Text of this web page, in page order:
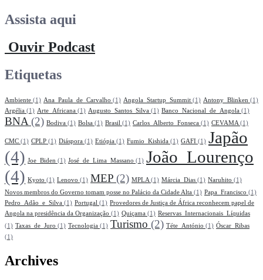
Assista aqui
Ouvir Podcast
Etiquetas
Ambiente (1) Ana_Paula_de_Carvalho (1) Angola_Startup_Summit (1) Antony_Blinken (1)
Argélia (1) Arte_Africana (1) Augusto_Santos_Silva (1) Banco_Nacional_de_Angola (1)
BNA(2) Bodiva (1) Bolsa (1) Brasil (1) Carlos_Alberto_Fonseca (1) CEVAMA(1)
CMC (1) CPLP (1) Diáspora (1) Etiópia (1) Fumio_Kishida (1) GAFI (1) Japão
(4) Joe_Biden (1) José_de_Lima_Massano (1) João_Lourenço
(4) Kyoto (1) Lenovo (1) MEP (2) MPLA(1) Márcia_Dias (1) Naruhito (1)
Novos membros do Governo tomam posse no Palácio da Cidade Alta (1) Papa_Francisco (1)
Pedro_Adão_e_Silva (1) Portugal (1) Provedores de Justiça de África reconhecem papel de
Angola na presidência da Organização (1) Quiçama (1) Reservas_Internacionais_Líquidas
(1) Taxas_de_Juro (1) Tecnologia (1) Turismo (2) Téte_António (1) Óscar_Ribas
(1)
Archives